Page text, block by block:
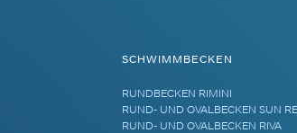
SCHWIMMBECKEN
RUNDBECKEN RIMINI
RUND- UND OVALBECKEN SUN
RUND- UND OVALBECKEN RIVA